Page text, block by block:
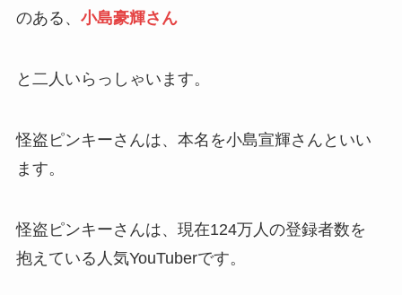
のある、 小島豪輝さん
と二人いらっしゃいます。
怪盗ピンキーさんは、本名を小島宣輝さんといい
ます。
怪盗ピンキーさんは、現在124万人の登録者数を
抱えている人気YouTuberです。